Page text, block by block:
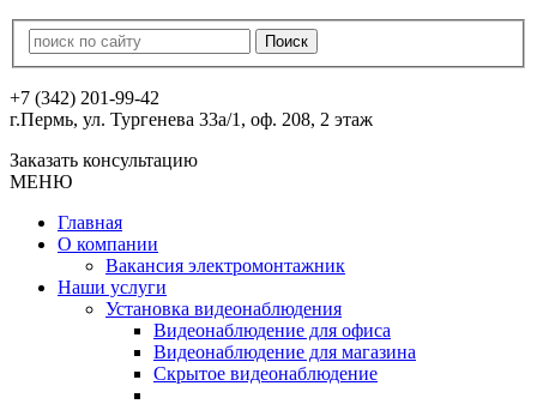
+7 (342) 201-99-42
г.Пермь, ул. Тургенева 33а/1, оф. 208, 2 этаж
Заказать консультацию
МЕНЮ
Главная
О компании
Вакансия электромонтажник
Наши услуги
Установка видеонаблюдения
Видеонаблюдение для офиса
Видеонаблюдение для магазина
Скрытое видеонаблюдение